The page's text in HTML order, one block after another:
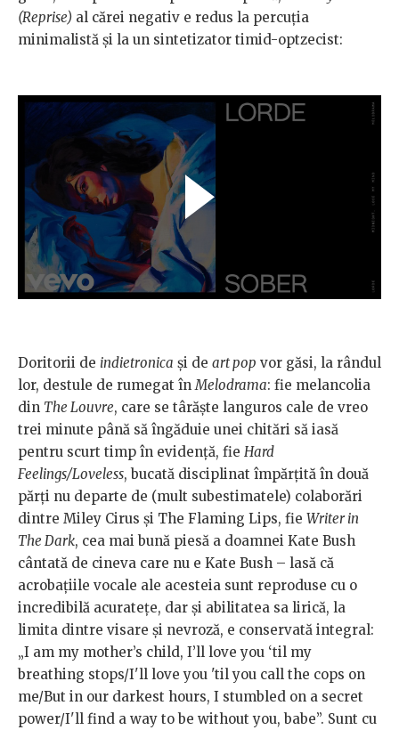
(Reprise) al cărei negativ e redus la percuția
minimalistă și la un sintetizator timid-optzecist:
Doritorii de indietronica și de art pop vor găsi, la rândul
lor, destule de rumegat înMelodrama: fie melancolia
din The Louvre, care se târăște languros cale de vreo
trei minute până să îngăduie unei chitări să iasă
pentru scurt timp în evidență, fie Hard
Feelings/Loveless, bucată disciplinat împărțită în două
părți nu departe de (mult subestimatele) colaborări
dintre Miley Cirus și The Flaming Lips, fie Writer in
The Dark, cea mai bună piesă a doamnei Kate Bush
cântată de cineva care nu e Kate Bush – lasă că
acrobațiile vocale ale acesteia sunt reproduse cu o
incredibilă acuratețe, dar și abilitatea sa lirică, la
limita dintre visare și nevroză, e conservată integral:
„I am my mother’s child, I’ll love you ‘til my
breathing stops/I'll love you 'til you call the cops on
me/But in our darkest hours, I stumbled on a secret
power/I'll find a way to be without you, babe”. Sunt cu